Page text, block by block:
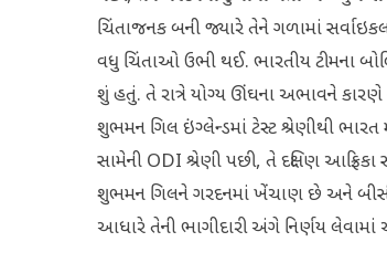
ચિંતાજનક બની જ્યારે તેને ગળામાં
વધુ ચિંતાઓ ઉભી થઈ. ભારતીય ટીમના
શું હતું. તે રાત્રે યોગ્ય ઊંઘના અભાવને
શુભમન ગિલ ઇંગ્લેન્ડમાં ટેસ્ટ શ્રેણીથી ભારત
સામેની ODI શ્રેણી પછી, તે દક્ષિણ
શુભમન ગિલને ગરદનમાં ખેંચાણ છે અને
આધારે તેની ભાગીદારી અંગે નિર્ણય